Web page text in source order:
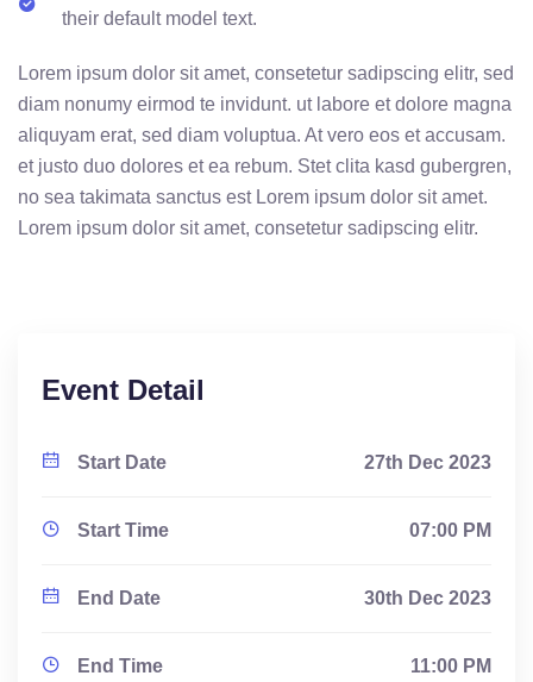
their default model text.
Lorem ipsum dolor sit amet, consetetur sadipscing elitr, sed
diam nonumy eirmod te invidunt. ut labore et dolore magna
aliquyam erat, sed diam voluptua. At vero eos et accusam.
et justo duo dolores et ea rebum. Stet clita kasd gubergren,
no sea takimata sanctus est Lorem ipsum dolor sit amet.
Lorem ipsum dolor sit amet, consetetur sadipscing elitr.
Event Detail
Start Date 27th Dec 2023
Start Time 07:00 PM
End Date 30th Dec 2023
End Time 11:00 PM